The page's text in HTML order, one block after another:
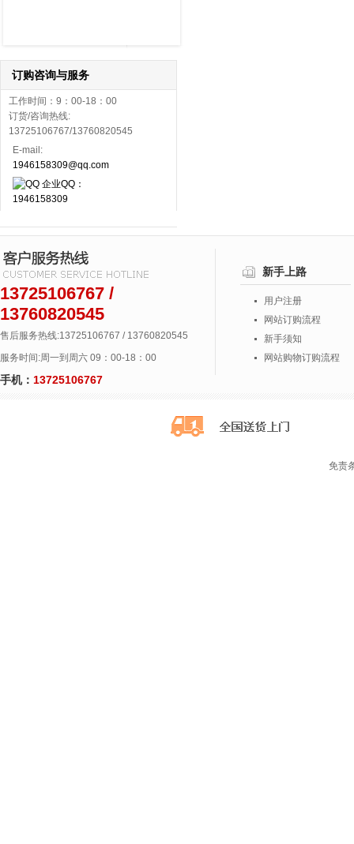
订购咨询与服务
工作时间：9：00-18：00
订货/咨询热线:
13725106767/13760820545
E-mail:
1946158309@qq.com
企业QQ：
1946158309
13725106767 /
13760820545
售后服务热线:13725106767 / 13760820545
服务时间:周一到周六 09：00-18：00
手机： 13725106767
新手上路
用户注册
网站订购流程
新手须知
网站购物订购流程
免责